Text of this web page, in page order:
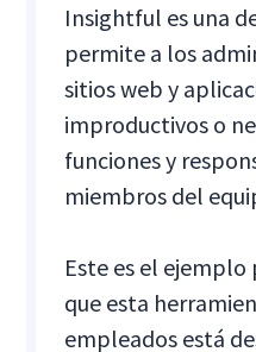
Insightful es una
permite a los
sitios web y
improductivos o
funciones y
miembros del
Este es el
que esta
empleados está